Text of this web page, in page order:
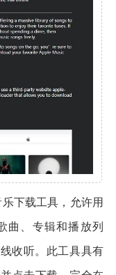
乐下载工具，允许用
曲、专辑和播放列
收听。此工具具有